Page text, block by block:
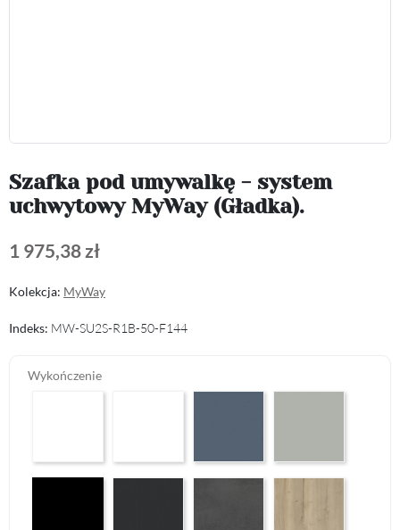
Szafka pod umywalkę - system
uchwytowy MyWay (Gładka).
1 975,38 zł
Kolekcja: MyWay
Indeks: MW-SU2S-R1B-50-F144
Wykończenie